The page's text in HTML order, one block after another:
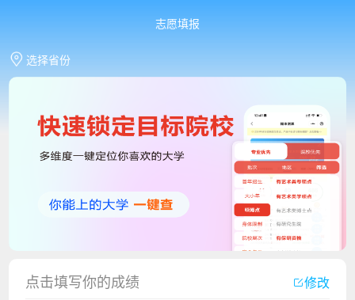
志愿填报
选择省份
点击填写你的成绩 修改